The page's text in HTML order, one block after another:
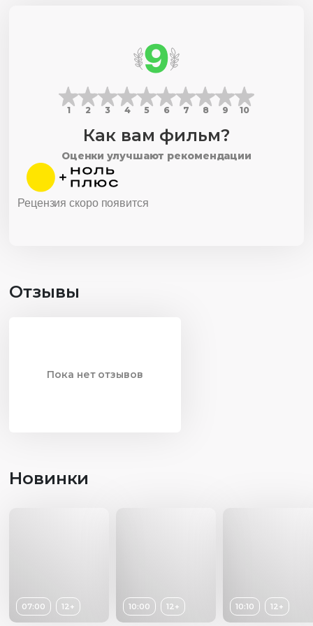
9
1 2 3 4 5 6 7 8 9 10
Как вам фильм?
Оценки улучшают рекомендации
Рецензия скоро появится
Отзывы
Пока нет отзывов
Новинки
07:00 12+ 10:00 12+ 10:10 12+